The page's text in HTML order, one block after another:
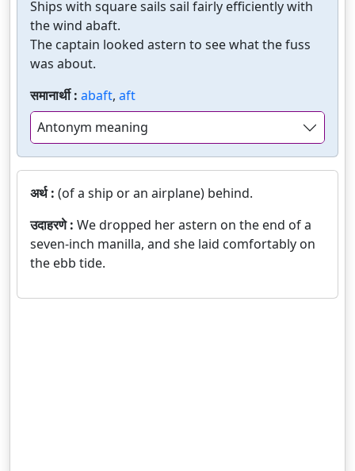
Ships with square sails sail fairly efficiently with
the wind abaft.
The captain looked astern to see what the fuss
was about.
समानार्थी : abaft, aft
Antonym meaning
अर्थ : (of a ship or an airplane) behind.
उदाहरणे : We dropped her astern on the end of a
seven-inch manilla, and she laid comfortably on
the ebb tide.